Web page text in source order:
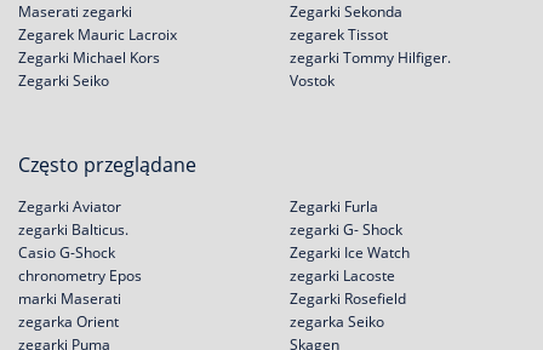
Maserati zegarki
Zegarek Mauric Lacroix
Zegarki Michael Kors
Zegarki Seiko
Zegarki Sekonda
zegarek Tissot
zegarki Tommy Hilfiger.
Vostok
Często przeglądane
Zegarki Aviator
zegarki Balticus.
Casio G-Shock
chronometry Epos
Zegarki Furla
zegarki G- Shock
Zegarki Ice Watch
zegarki Lacoste
marki Maserati
zegarka Orient
zegarki Puma
Zegarki Rosefield
zegarka Seiko
Skagen